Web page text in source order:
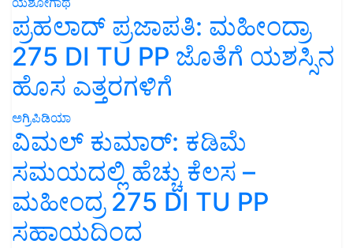
ಪ್ರಹಲಾದ್ ಪ್ರಜಾಪತಿ: ಮಹೀಂದ್ರಾ
275 DI TU PP ಜೊತೆಗೆ ಯಶಸ್ಸಿನ
ಹೊಸ ಎತ್ತರಗಳಿಗೆ
ಅಗ್ರಿಪಿಡಿಯಾ
ವಿಮಲ್ ಕುಮಾರ್: ಕಡಿಮೆ
ಸಮಯದಲ್ಲಿ ಹೆಚ್ಚು ಕೆಲಸ –
ಮಹೀಂದ್ರ 275 DI TU PP
ಸಹಾಯದಿಂದ